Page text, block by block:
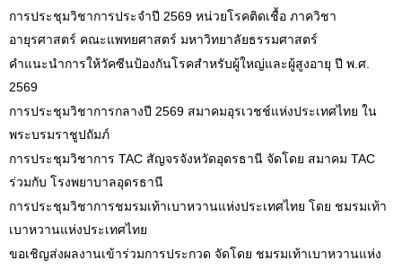
การประชุมวิชาการประจำปี 2569 หน่วยโรคติดเชื้อ ภาควิชา
อายุรศาสตร์ คณะแพทยศาสตร์ มหาวิทยาลัยธรรมศาสตร์
คำแนะนำการให้วัคซีนป้องกันโรคสำหรับผู้ใหญ่และผู้สูงอายุ ปี พ.ศ.
2569
การประชุมวิชาการกลางปี 2569 สมาคมอุรเวชช์แห่งประเทศไทย ใน
พระบรมราชูปถัมภ์
การประชุมวิชาการ TAC สัญจรจังหวัดอุดรธานี จัดโดย สมาคม TAC
ร่วมกับ โรงพยาบาลอุดรธานี
การประชุมวิชาการชมรมเท้าเบาหวานแห่งประเทศไทย โดย ชมรมเท้า
เบาหวานแห่งประเทศไทย
ขอเชิญส่งผลงานเข้าร่วมการประกวด จัดโดย ชมรมเท้าเบาหวานแห่ง